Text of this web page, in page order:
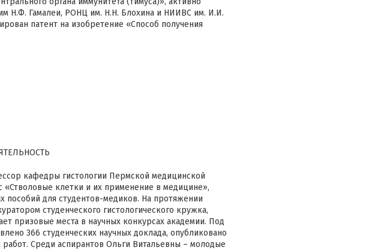
Н.Ф. Гамалеи, РОНЦ им. Н.Н. Блохина и НИИВС им. И.И.
патент на изобретение «Способ получения
кафедры гистологии Пермской медицинской
«Стволовые клетки и их применение в медицине»,
пособий для студентов-медиков. На протяжении
студенческого гистологического кружка,
призовые места в научных конкурсах академии. Под
366 студенческих научных доклада, опубликовано
работ. Среди аспирантов Ольги Витальевны – молодые